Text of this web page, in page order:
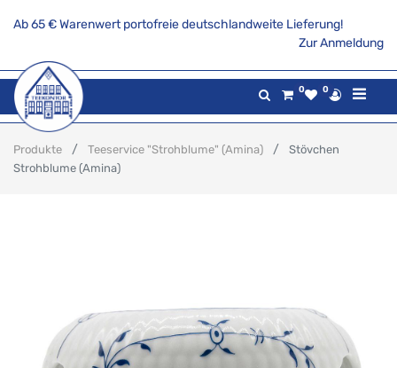
Ab 65 € Warenwert portofreie deutschlandweite Lieferung!
Zur Anmeldung
0 0
Produkte Teeservice "Strohblume" (Amina)
Stövchen
Strohblume (Amina)